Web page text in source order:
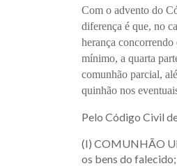
Com o advento do
diferença é que, no
herança
mínimo, a quarta
comunhão parcial,
quinhão nos
Pelo Código Civil
(I) COMUNHÃO
os bens do